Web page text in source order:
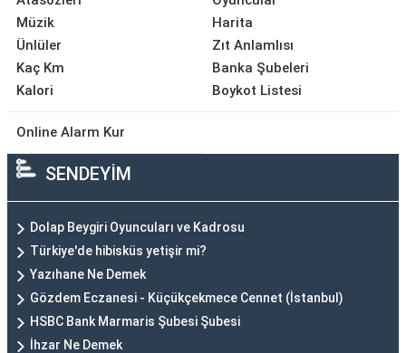
Müzik
Ünlüler
Kaç Km
Kalori
Harita
Zıt Anlamlısı
Banka Şubeleri
Boykot Listesi
Online Alarm Kur
SENDEYİM
Dolap Beygiri Oyuncuları ve Kadrosu
Türkiye'de hibisküs yetişir mi?
Yazıhane Ne Demek
Gözdem Eczanesi - Küçükçekmece Cennet (İstanbul)
HSBC Bank Marmaris Şubesi Şubesi
İhzar Ne Demek